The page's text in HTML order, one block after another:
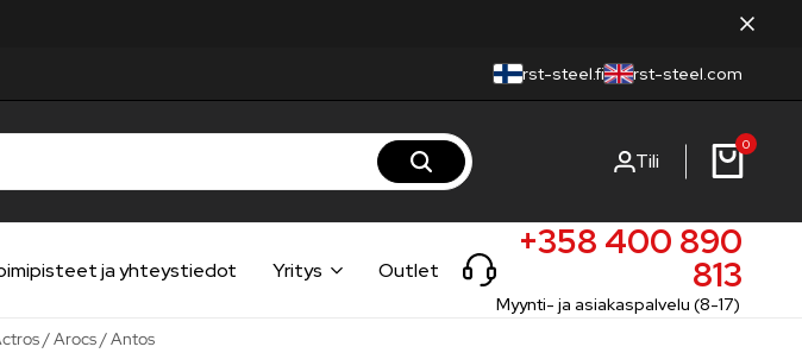
rst-steel.fi rst-steel.com
Tili
0
ja yhteystiedot Yritys Outlet
+358 400 890
813
Myynti- ja asiakaspalvelu (8-17)
/ Arocs / Antos